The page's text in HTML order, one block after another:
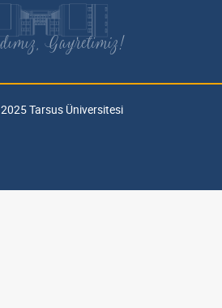
Gayretimiz!
Tarsus Üniversitesi